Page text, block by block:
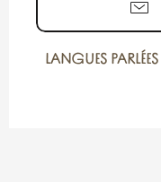
LANGUES PARLÉES
LANGUES PARLÉES